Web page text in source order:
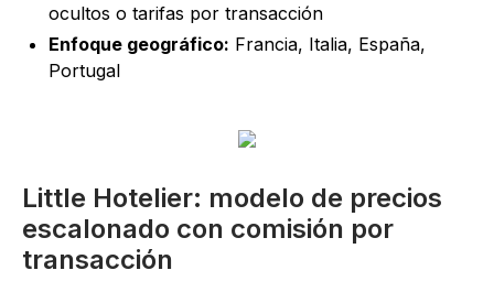
ocultos o tarifas por transacción
Enfoque geográfico: Francia, Italia, España,
Portugal
Little Hotelier: modelo de precios
escalonado con comisión por
transacción